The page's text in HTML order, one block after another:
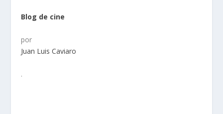
Blog de cine
por
Juan Luis Caviaro
.